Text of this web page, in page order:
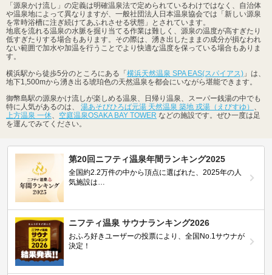
「源泉かけ流し」の定義は明確温泉法で定められているわけではなく、自治体
や温泉地によって異なりますが、一般社団法人日本温泉協会では「新しい源泉
を常時浴槽に注ぎ続けてあふれさせる状態」とされています。
地底を流れる温泉の水脈を掘り当てる作業は難しく、源泉の温度が高すぎたり
低すぎたりする場合もあります。その際は、湧き出したままの成分が損なわれ
ない範囲で加水や加温を行うことでより快適な温度を保っている場合もありま
す。
横浜駅から徒歩5分のところにある「横浜天然温泉 SPA EAS(スパイアス) 」は、
地下1,500mから湧き出る琥珀色の天然温泉を都会にいながら堪能できます。
御幣島駅の源泉かけ流しが楽しめる温泉、日帰り温泉、スーパー銭湯の中でも
特に人気があるのは、 湯あそびひろば元湯 天然温泉 築地 戎湯（えびすゆ） 、
上方温泉 一休、 空庭温泉OSAKA BAY TOWER などの施設です。ぜひ一度は足
を運んでみてください。
第20回ニフティ温泉年間ランキング2025
全国約2.2万件の中から頂点に選ばれた、2025年の人
気施設は…
ニフティ温泉 サウナランキング2026
おふろ好きユーザーの投票により、全国No.1サウナが
決定！